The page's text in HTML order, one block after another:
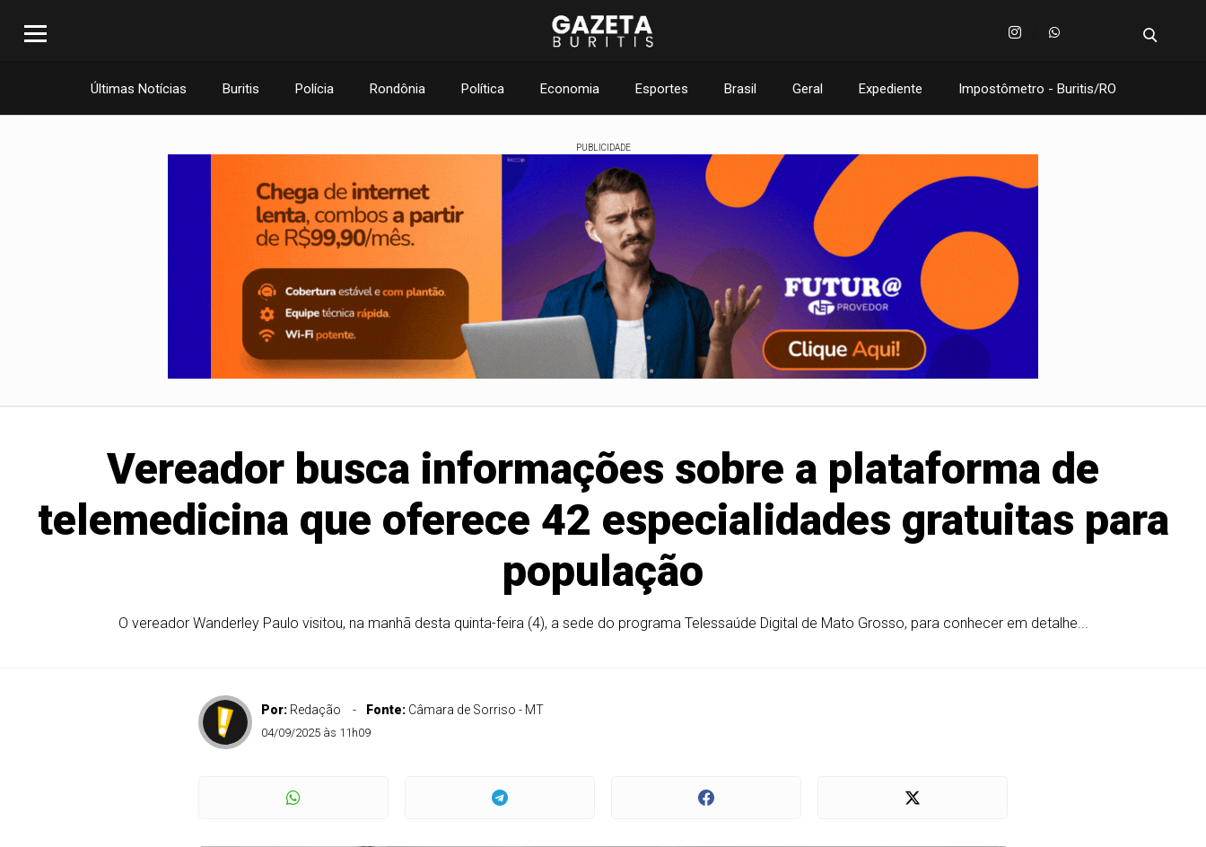
Últimas Notícias Buritis Polícia Rondônia Política Economia Esportes Brasil Geral Expediente Impostômetro - Buritis/RO
PUBLICIDADE
Vereador busca informações sobre a plataforma de
telemedicina que oferece 42 especialidades gratuitas para
população
O vereador Wanderley Paulo visitou, na manhã desta quinta-feira (4), a sede do programa Telessaúde Digital de Mato Grosso, para conhecer em detalhe...
Por: Redação Fonte: Câmara de Sorriso - MT
04/09/2025 às 11h09